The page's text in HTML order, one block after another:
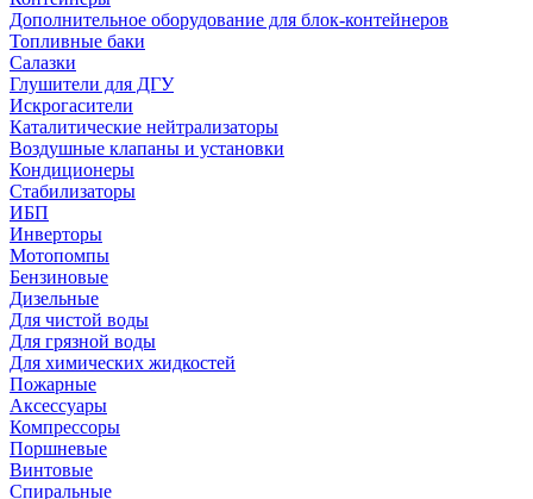
Дополнительное оборудование для блок-контейнеров
Топливные баки
Салазки
Глушители для ДГУ
Искрогасители
Каталитические нейтрализаторы
Воздушные клапаны и установки
Кондиционеры
Стабилизаторы
ИБП
Инверторы
Мотопомпы
Бензиновые
Дизельные
Для чистой воды
Для грязной воды
Для химических жидкостей
Пожарные
Аксессуары
Компрессоры
Поршневые
Винтовые
Спиральные